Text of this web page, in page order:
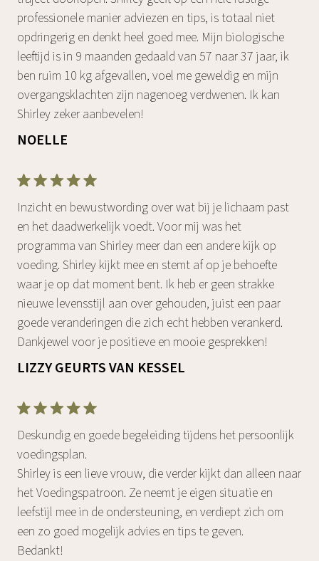
professionele manier adviezen en tips, is totaal niet
opdringerig en denkt heel goed mee. Mijn biologische
leeftijd is in 9 maanden gedaald van 57 naar 37 jaar, ik
ben ruim 10 kg afgevallen, voel me geweldig en mijn
overgangsklachten zijn nagenoeg verdwenen. Ik kan
Shirley zeker aanbevelen!
NOELLE
Inzicht en bewustwording over wat bij je lichaam past
en het daadwerkelijk voedt. Voor mij was het
programma van Shirley meer dan een andere kijk op
voeding. Shirley kijkt mee en stemt af op je behoefte
waar je op dat moment bent. Ik heb er geen strakke
nieuwe levensstijl aan over gehouden, juist een paar
goede veranderingen die zich echt hebben verankerd.
Dankjewel voor je positieve en mooie gesprekken!
LIZZY GEURTS VAN KESSEL
Deskundig en goede begeleiding tijdens het persoonlijk
voedingsplan.
Shirley is een lieve vrouw, die verder kijkt dan alleen naar
het Voedingspatroon. Ze neemt je eigen situatie en
leefstijl mee in de ondersteuning, en verdiept zich om
een zo goed mogelijk advies en tips te geven.
Bedankt!